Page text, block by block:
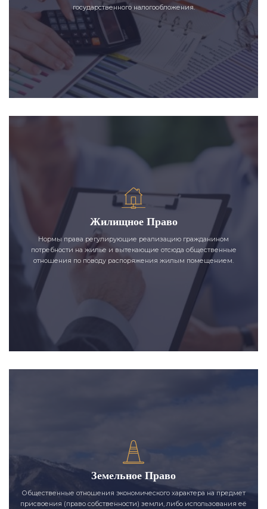
государственного налогообложения.
Жилищное Право
Нормы права регулирующие реализацию гражданином
потребности на жилье и вытекающие отсюда общественные
отношения по поводу распоряжения жилым помещением.
Земельное Право
Общественные отношения экономического характера на предмет
присвоения (право собственности) земли, либо использования её